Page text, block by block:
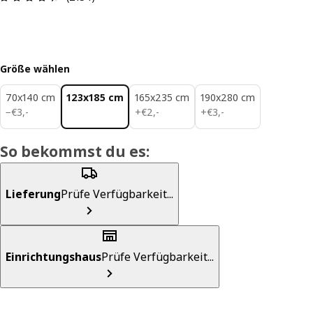
Größe wählen
70x140 cm
−€3,-
€ 3,-
123x185 cm
165x235 cm
+€2,-
€ 2,-
190x280 cm
+€3,-
€ 3,-
So bekommst du es:
LieferungPrüfe Verfügbarkeit...
EinrichtungshausPrüfe Verfügbarkeit...